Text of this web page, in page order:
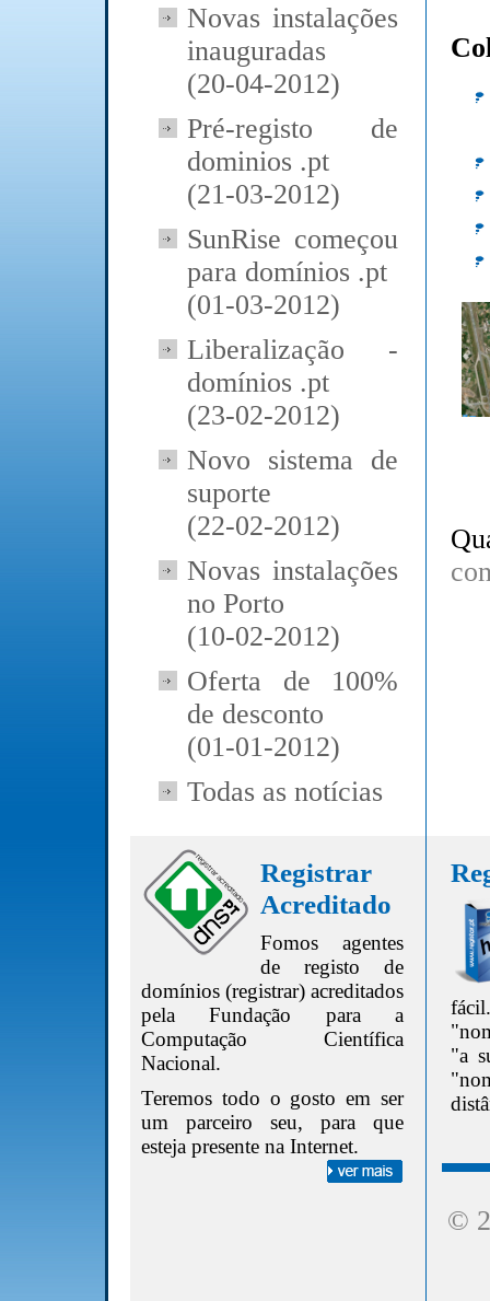
Novas instalações
inauguradas
(20-04-2012)
Pré-registo de
dominios .pt
(21-03-2012)
SunRise começou
para domínios .pt
(01-03-2012)
Liberalização -
domínios .pt
(23-02-2012)
Novo sistema de
suporte
(22-02-2012)
Novas instalações
no Porto
(10-02-2012)
Oferta de 100%
de desconto
(01-01-2012)
Todas as notícias
Registrar
Acreditado
Fomos agentes
de registo de
domínios (registrar) acreditados
pela Fundação para a
Computação Científica
Nacional.
Teremos todo o gosto em ser
um parceiro seu, para que
esteja presente na Internet.
"a
©